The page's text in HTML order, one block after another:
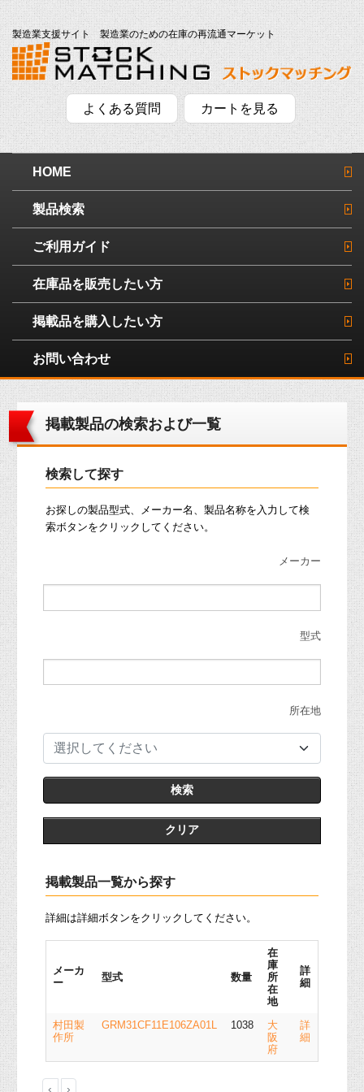
製造業支援サイト 製造業のための在庫の再流通マーケット
よくある質問 カートを見る
HOME
製品検索
ご利用ガイド
在庫品を販売したい方
掲載品を購入したい方
お問い合わせ
掲載製品の検索および一覧
検索して探す
お探しの製品型式、メーカー名、製品名称を入力して検
索ボタンをクリックしてください。
メーカー
型式
所在地
選択してください
クリア
掲載製品一覧から探す
詳細は詳細ボタンをクリックしてください。
メーカ
ー
型式 数量
在
庫
所
在
地
詳
細
村田製
作所
GRM31CF11E106ZA01L 1038
大
阪
府
詳
細
‹ ›